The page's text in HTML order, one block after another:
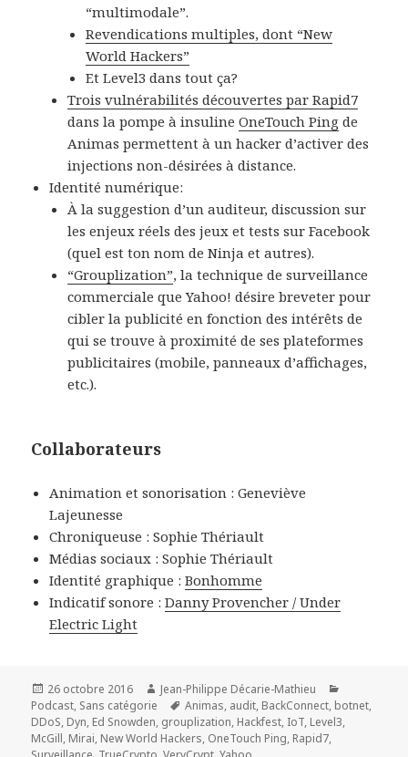
“multimodale”.
Revendications multiples, dont “New
World Hackers”
Et Level3 dans tout ça?
Trois vulnérabilités découvertes par Rapid7
dans la pompe à insulineOneTouch Ping de
Animas permettent à un hacker d’activer des
injections non-désirées à distance.
Identité numérique:
À la suggestion d’un auditeur, discussion sur
les enjeux réels des jeux et tests sur Facebook
(quel est ton nom de Ninja et autres).
“Grouplization”, la technique de surveillance
commerciale que Yahoo! désire breveter pour
cibler la publicité en fonction des intérêts de
qui se trouve à proximité de ses plateformes
publicitaires (mobile, panneaux d’affichages,
etc.).
Collaborateurs
Animation et sonorisation : Geneviève
Lajeunesse
Chroniqueuse : Sophie Thériault
Médias sociaux : Sophie Thériault
Identité graphique :Bonhomme
Indicatif sonore :Danny Provencher / Under
Electric Light
Publié
le
26 octobre 2016 Auteur
Jean-Philippe Décarie-Mathieu
Podcast, Sans catégorie
Mots-
clés
Animas, audit, BackConnect, botnet,
DDoS, Dyn, Ed Snowden, grouplization, Hackfest, IoT, Level3,
McGill, Mirai, New World Hackers, OneTouch Ping, Rapid7,